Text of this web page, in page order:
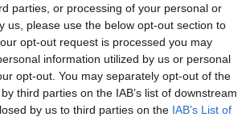
parties, or processing of your personal or
us, please use the below opt-out section to
opt-out request is processed you may
information utilized by us or personal
opt-out. You may separately opt-out of the
third parties on the IAB’s list of downstream
by us to third parties on the IAB’s List of